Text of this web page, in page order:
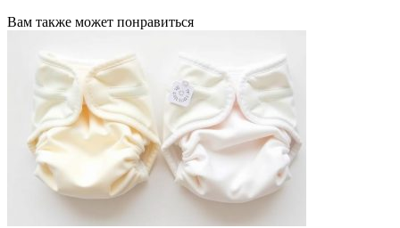
Вам также может понравиться